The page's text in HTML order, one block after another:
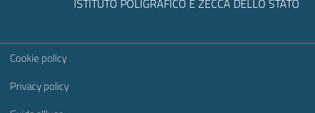
ISTITUTO POLIGRAFICO E ZECCA DELLO STATO
Sezione Link Utili
Cookie policy
Privacy policy